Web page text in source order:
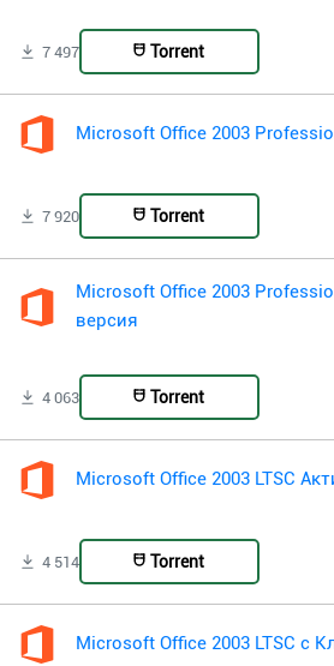
7 497 Torrent
Microsoft Office 2003
7 920 Torrent
Microsoft Office 2003
версия
4 063 Torrent
Microsoft Office 2003 LTSC
4 514 Torrent
Microsoft Office 2003 LTSC с